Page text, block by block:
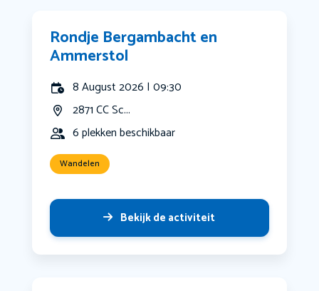
Rondje Bergambacht en
Ammerstol
8 August 2026 | 09:30
2871 CC Sc...
6 plekken beschikbaar
Wandelen
Bekijk de activiteit